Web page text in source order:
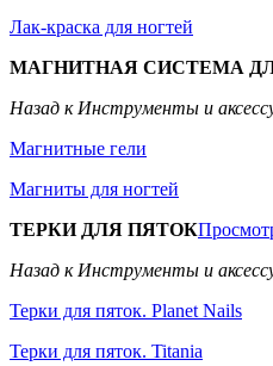
Лак-краска для ногтей
МАГНИТНАЯ СИСТЕМА
Назад к Инструменты и
Магнитные гели
Магниты для ногтей
ТЕРКИ ДЛЯ ПЯТОК
Назад к Инструменты и
Терки для пяток. Planet Nails
Терки для пяток. Titania